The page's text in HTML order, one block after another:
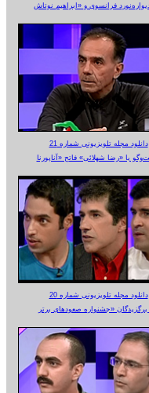
دانلود مجله تلویزیونی شماره 21
دانلود مجله تلویزیونی شماره 20